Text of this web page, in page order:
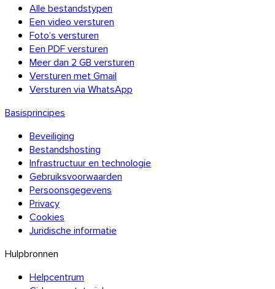
Thunderbird
TransferNow op al uw apparaten
Alle apps
Ontdek de API
API-documentatie
Probeer de API
proefperiode.
Alle bestandstypen
Een video versturen
Foto’s versturen
Een PDF versturen
Meer dan 2 GB versturen
Versturen met Gmail
Versturen via WhatsApp
Basisprincipes
Beveiliging
Bestandshosting
Infrastructuur en technologie
Gebruiksvoorwaarden
Persoonsgegevens
Privacy
Cookies
Juridische informatie
Hulpbronnen
Helpcentrum